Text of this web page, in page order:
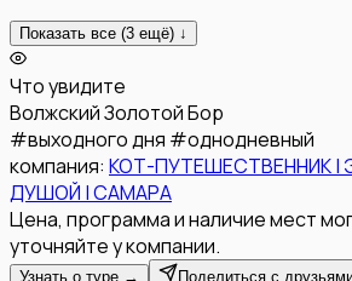
Показать все (3 ещё) ↓
Что увидите
ВолжскийЗолотой Бор
#выходного дня #однодневный
компания: КОТ-ПУТЕШЕСТВЕННИК |
ДУШОЙ | САМАРА
Цена, программа и наличие мест
уточняйте у компании.
Узнать о туре → Поделиться с